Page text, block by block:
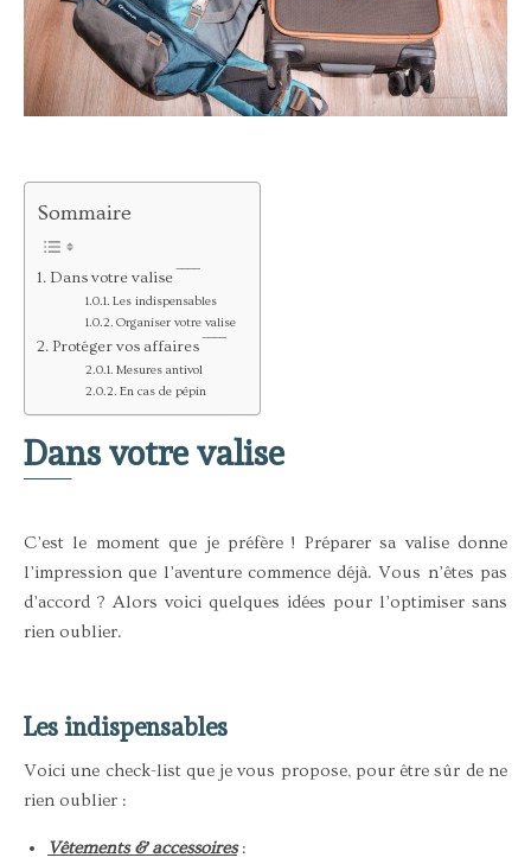
Sommaire
Dans votre valise ‾‾‾‾
Les indispensables
Organiser votre valise
Protéger vos affaires ‾‾‾‾
Mesures antivol
En cas de pépin
Dans votre valise
C’est le moment que je préfère ! Préparer sa valise donne
l’impression que l’aventure commence déjà. Vous n’êtes pas
d’accord ? Alors voici quelques idées pour l’optimiser sans
rien oublier.
Les indispensables
Voici une check-list que je vous propose, pour être sûr de ne
rien oublier :
Vêtements & accessoires: